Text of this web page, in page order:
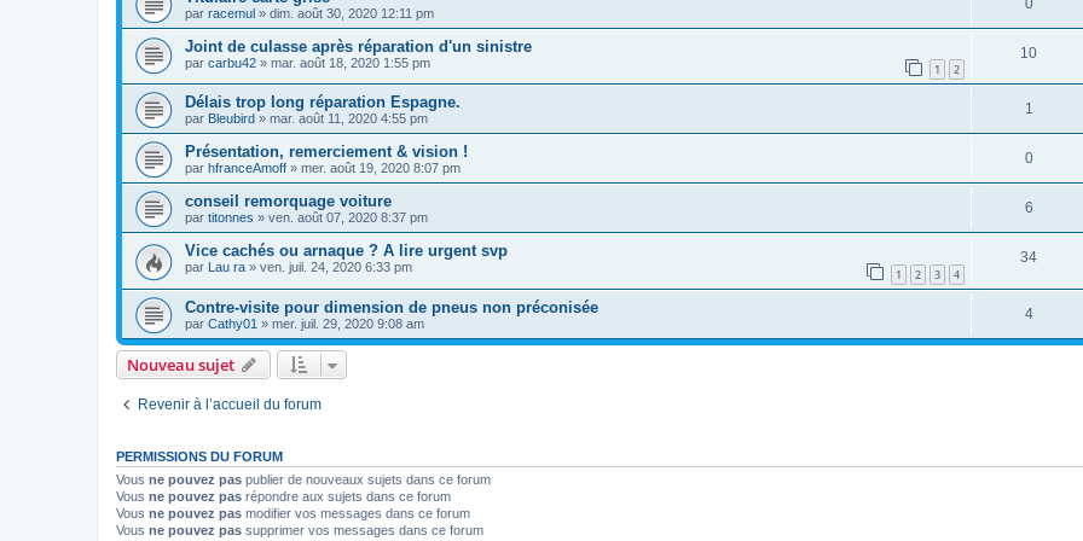
par racemul » dim. août 30, 2020 12:11 pm
Joint de culasse après réparation d'un sinistre
par carbu42 » mar. août 18, 2020 1:55 pm 1 2
10
Délais trop long réparation Espagne.
par Bleubird » mar. août 11, 2020 4:55 pm
1
Présentation, remerciement & vision !
par hfranceAmoff » mer. août 19, 2020 8:07 pm
0
conseil remorquage voiture
par titonnes » ven. août 07, 2020 8:37 pm
6
Vice cachés ou arnaque ? A lire urgent svp
par Lau ra » ven. juil. 24, 2020 6:33 pm 1 2 3 4
34
Contre-visite pour dimension de pneus non préconisée
par Cathy01 » mer. juil. 29, 2020 9:08 am
4
Nouveau sujet
Revenir à l’accueil du forum
PERMISSIONS DU FORUM
Vous ne pouvez pas publier de nouveaux sujets dans ce forum
Vous ne pouvez pas répondre aux sujets dans ce forum
Vous ne pouvez pas modifier vos messages dans ce forum
Vous ne pouvez pas supprimer vos messages dans ce forum